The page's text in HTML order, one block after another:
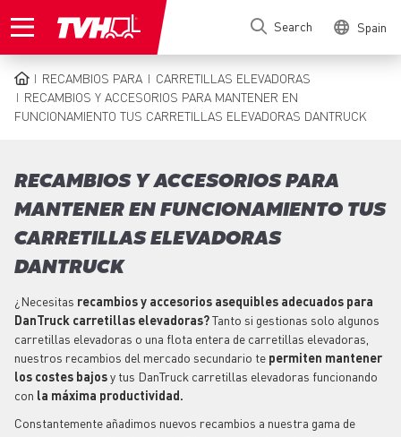
to
Search Spain
BREADCRUMB
RECAMBIOS PARA
CARRETILLAS ELEVADORAS
RECAMBIOS Y ACCESORIOS PARA MANTENER EN
FUNCIONAMIENTO TUS CARRETILLAS ELEVADORAS DANTRUCK
RECAMBIOS Y ACCESORIOS PARA
MANTENER EN FUNCIONAMIENTO TUS
CARRETILLAS ELEVADORAS
DANTRUCK
¿Necesitas recambios y accesorios asequibles adecuados para
DanTruck carretillas elevadoras?Tanto si gestionas solo algunos
carretillas elevadoras o una flota entera de carretillas elevadoras,
nuestros recambios del mercado secundario te permiten mantener
los costes bajosy tus DanTruck carretillas elevadoras funcionando
con la máxima productividad.
Constantemente añadimos nuevos recambios a nuestra gama de